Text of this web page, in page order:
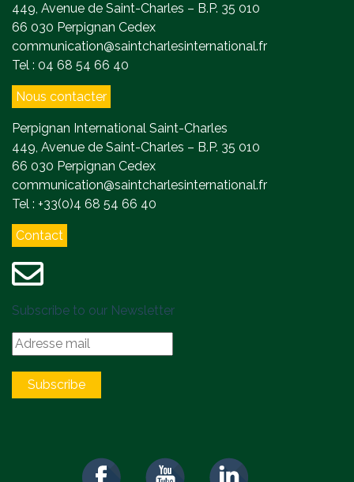
449, Avenue de Saint-Charles – B.P. 35 010
66 030 Perpignan Cedex
communication@saintcharlesinternational.fr
Tel : 04 68 54 66 40
Nous contacter
Perpignan International Saint-Charles
449, Avenue de Saint-Charles – B.P. 35 010
66 030 Perpignan Cedex
communication@saintcharlesinternational.fr
Tel : +33(0)4 68 54 66 40
Contact
Subscribe to our Newsletter
Subscribe